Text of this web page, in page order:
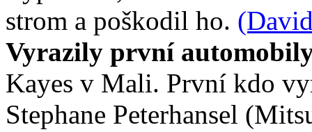
strom a poškodil ho.
Vyrazily první
Kayes v Mali. První kdo
Stephane Peterhansel